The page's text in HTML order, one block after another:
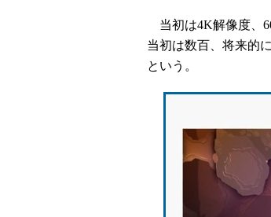
当初は4K解像度、
当初は数百、将来的
という。